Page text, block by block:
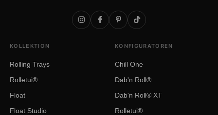
KOLLEKTION
Rolling Trays
Rolletui®
Float
Float Studio
KONFIGURATOREN
Chill One
Dab'n Roll®
Dab'n Roll® XT
Rolletui®